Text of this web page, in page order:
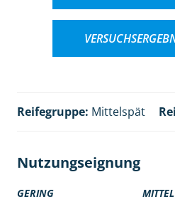
Reifegruppe: Mittelspät
Nutzungseignung
GERING MITTEL